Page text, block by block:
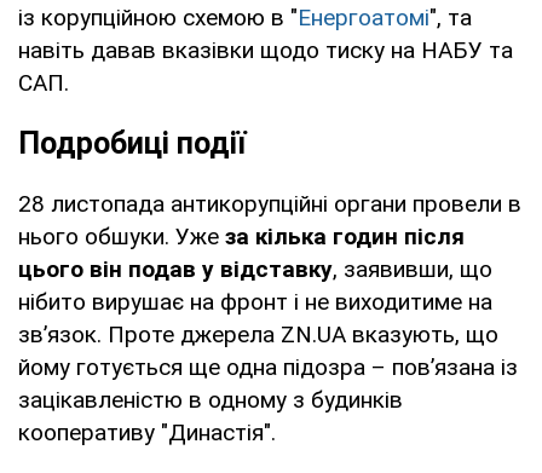
із корупційною схемою в "Енергоатомі", та
навіть давав вказівки щодо тиску на НАБУ та
САП.
Подробиці події
28 листопада антикорупційні органи провели в
нього обшуки. Уже за кілька годин після
цього він подав у відставку, заявивши, що
нібито вирушає на фронт і не виходитиме на
зв’язок. Проте джерела ZN.UA вказують, що
йому готується ще одна підозра – пов’язана із
зацікавленістю в одному з будинків
кооперативу "Династія".